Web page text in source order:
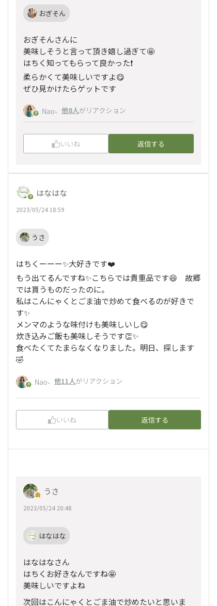
おぎそん
おぎそんさんに
美味しそうと言って頂き嬉し過ぎて🤩
はちく知ってもらって良かった❗️
柔らかくて美味しいですよ😋
ぜひ見かけたらゲットです
Nao、 他8人がリアクション
いいね 返信する
はなはな
2023/05/24 18:59
うさ
はちくーーー✨大好きです❤️
もう出てるんですね✨こちらでは貴重品です😆 故郷
では貰うものだったのに。
私はこんにゃくとごま油で炒めて食べるのが好きで
す✨
メンマのような味付けも美味しいし😋
炊き込みご飯も美味しそうです👏✨
食べたくてたまらなくなりました。明日、探します
🤣
Nao、 他11人がリアクション
いいね 返信する
うさ
2023/05/24 20:48
はなはな
はなはなさん
はちくお好きなんですね🤩
美味しいですよね
次回はこんにゃくとごま油で炒めたいと思いま